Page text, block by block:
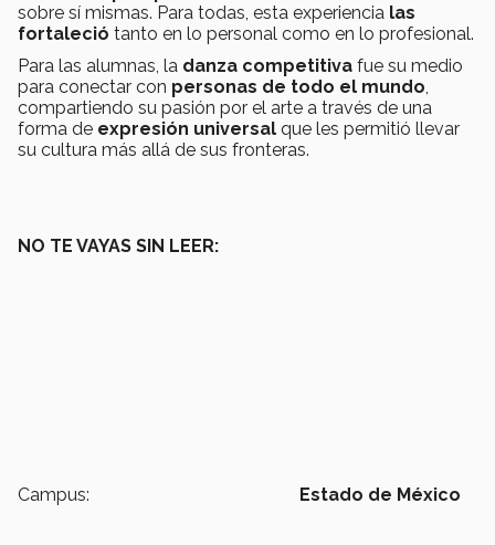
sobre sí mismas. Para todas, esta experiencia las
fortaleció tanto en lo personal como en lo profesional.
Para las alumnas, la danza competitiva fue su medio
para conectar con personas de todo el mundo,
compartiendo su pasión por el arte a través de una
forma de expresión universal que les permitió llevar
su cultura más allá de sus fronteras.
NO TE VAYAS SIN LEER:
Campus: Estado de México